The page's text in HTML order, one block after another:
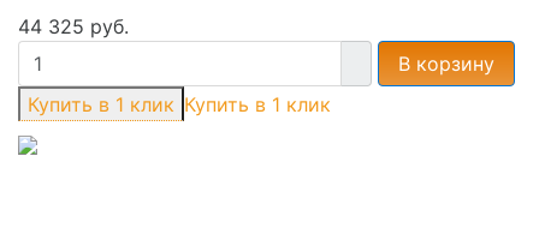
44 325 руб.
В корзину
Купить в 1 клик